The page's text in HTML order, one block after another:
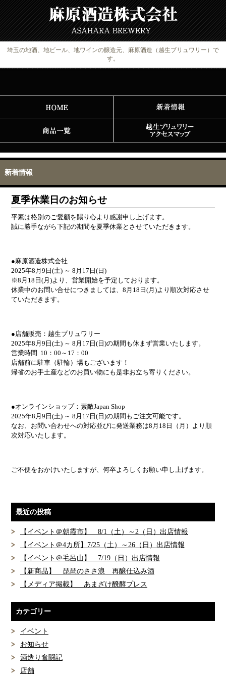
埼玉の地酒、地ビール、地ワインの醸造元、麻原酒造（越生ブリュワリー）で
す。
新着情報
夏季休業日のお知らせ
平素は格別のご愛顧を賜り心より感謝申し上げます。
誠に勝手ながら下記の期間を夏季休業とさせていただきます。
●麻原酒造株式会社
2025年8月9日(土) ～ 8月17日(日)
※8月18日(月)より、営業開始を予定しております。
休業中のお問い合せにつきましては、8月18日(月)より順次対応させ
ていただきます。
●店舗販売：越生ブリュワリー
2025年8月9日(土) ～ 8月17日(日)の期間も休まず営業いたします。
営業時間 10：00～17：00
店舗前に駐車（駐輪）場もございます！
帰省のお手土産などのお買い物にも是非お立ち寄りください。
●オンラインショップ：素敵Japan Shop
2025年8月9日(土) ～ 8月17日(日)の期間もご注文可能です。
なお、お問い合わせへの対応並びに発送業務は8月18日（月）より順
次対応いたします。
ご不便をおかけいたしますが、何卒よろしくお願い申し上げます。
最近の投稿
【イベント＠朝霞市】 8/1（土）～2（日）出店情報
【イベント＠4カ所】7/25（土）～26（日）出店情報
【イベント＠毛呂山】 7/19（日）出店情報
【新商品】 琵琶のささ浪 再醸仕込み酒
【メディア掲載】 あまざけ醗酵プレス
カテゴリー
イベント
お知らせ
酒造り奮闘記
店舗